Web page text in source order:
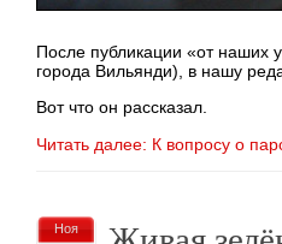
После публикации «от наших
города Вильянди), в нашу
Вот что он рассказал.
Читать далее: К вопросу о
Ноя